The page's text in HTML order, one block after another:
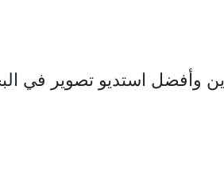
وأفضل استديو تصوير في